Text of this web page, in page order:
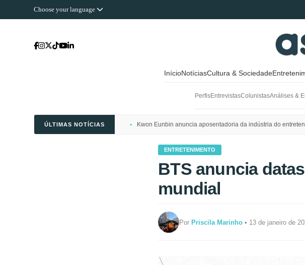
Choose your language
InícioNotíciasCultura & Sociedade
PerfisEntrevistasColunistasAnálises &
ÚLTIMAS NOTÍCIAS Kwon Eunbin anuncia aposentadoria da indústria do
ENTRETENIMENTO
BTS anuncia
mundial
PorPriscila Marinho • 13 de janeiro de